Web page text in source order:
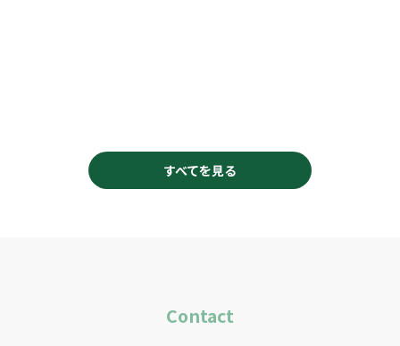
すべてを見る
Contact